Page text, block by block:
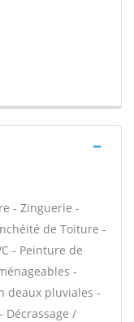
- Zinguerie -
de Toiture -
- Peinture de
-
deaux pluviales -
Décrassage /